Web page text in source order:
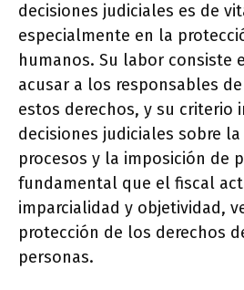
decisiones judiciales es de
especialmente en la
humanos. Su labor consiste
acusar a los responsables
estos derechos, y su criterio
decisiones judiciales sobre
procesos y la imposición de
fundamental que el fiscal
imparcialidad y objetividad,
protección de los derechos
personas.